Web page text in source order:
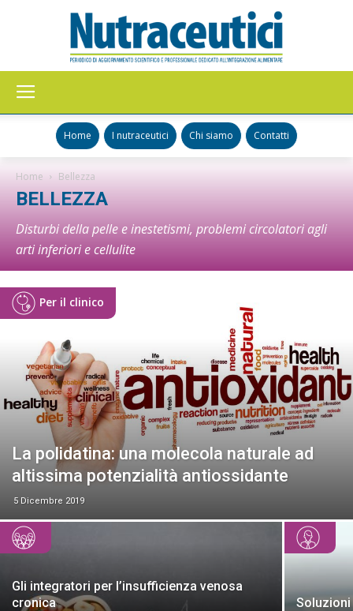
Home I nutraceutici Chi siamo Contatti
Home Bellezza
BELLEZZA
Disturbi della pelle e inestetismi, problemi circolatori agli
arti inferiori e cellulite
Per il clinico
La polidatina: una molecola naturale ad
altissima potenzialità antiossidante
5 Dicembre 2019
Gli integratori per l’insufficienza venosa
cronica